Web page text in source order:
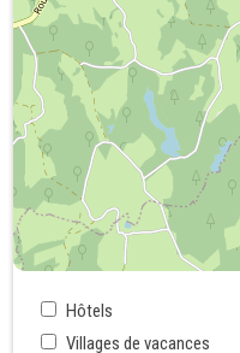
Hôtels
Villages de vacances